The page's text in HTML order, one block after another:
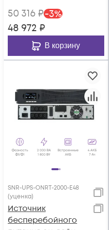
50 316 ₽-3%
48 972 ₽
В корзину
SNR-UPS-ONRT-2000-E48
(уценка)
Источник
бесперебойного